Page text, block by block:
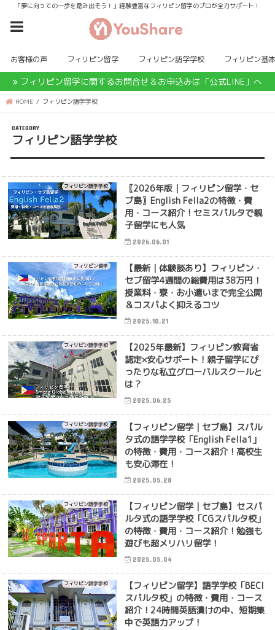
「夢に向っての一歩を踏み出そう！」経験豊富なフィリピン留学のプロが全力サポート！
お客様の声 フィリピン留学 フィリピン語学学校 フィリピン基
フィリピン留学に関するお問合せ＆お申込みは「公式LINE」へ
HOME フィリピン語学学校
フィリピン語学学校
フィリピン語学学校
〖2026年版｜フィリピン留学・セ
ブ島〗English Fella2の特徴・費
用・コース紹介！セミスパルタで親
子留学にも人気
2026.06.01
フィリピン留学
【最新｜体験談あり】フィリピン・
セブ留学4週間の総費用は38万円！
授業料・寮・お小遣いまで完全公開
＆コスパよく抑えるコツ
2025.10.21
フィリピン語学学校
【2025年最新】フィリピン教育省
認定×安心サポート！親子留学にぴ
ったりな私立グローバルスクールと
は？
2025.06.25
フィリピン語学学校
【フィリピン留学｜セブ島】スパル
タ式の語学学校「English Fella1」
の特徴・費用・コース紹介！高校生
も安心滞在！
2025.05.28
フィリピン語学学校
【フィリピン留学｜セブ島】セスパ
ルタ式の語学学校「CGスパルタ校」
の特徴・費用・コース紹介！勉強も
遊びも超メリハリ留学！
2025.05.04
フィリピン語学学校
【フィリピン留学】語学学校「BECI
スパルタ校」の特徴・費用・コース
紹介！24時間英語漬けの中、短期集
中で英語力アップ！